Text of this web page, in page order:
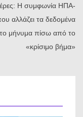
Η συμφωνία ΗΠΑ-
αλλάζει τα δεδομένα
μήνυμα πίσω από το
«κρίσιμο βήμα»